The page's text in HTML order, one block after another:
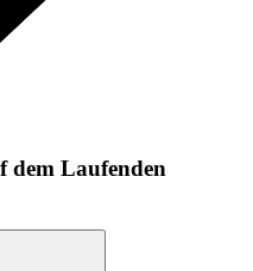
dem Laufenden